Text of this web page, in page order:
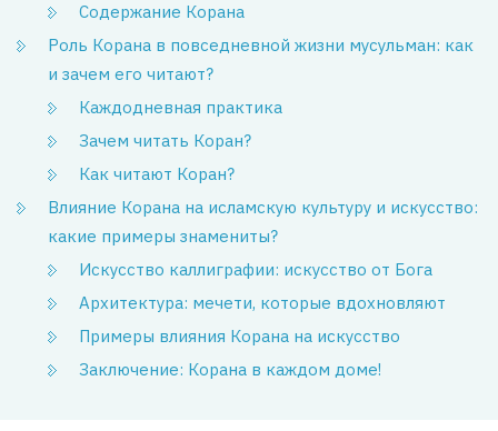
Содержание Корана
Роль Корана в повседневной жизни мусульман: как
и зачем его читают?
Каждодневная практика
Зачем читать Коран?
Как читают Коран?
Влияние Корана на исламскую культуру и искусство:
какие примеры знамениты?
Искусство каллиграфии: искусство от Бога
Архитектура: мечети, которые вдохновляют
Примеры влияния Корана на искусство
Заключение: Корана в каждом доме!